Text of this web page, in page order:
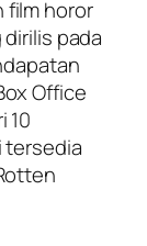
film horor
pada
Office
10
tersedia